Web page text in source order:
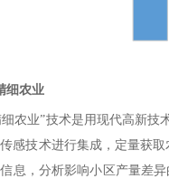
农业
业”技术是用现代高新技
感技术进行集成，定量获
息，分析影响小区产量差